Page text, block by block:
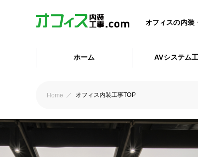
オフィスの内装
ホーム AVシステム
Home オフィス内装工事TOP